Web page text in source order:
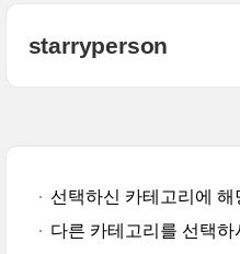
starryperson
선택하신 카테고리에
다른 카테고리를 선택